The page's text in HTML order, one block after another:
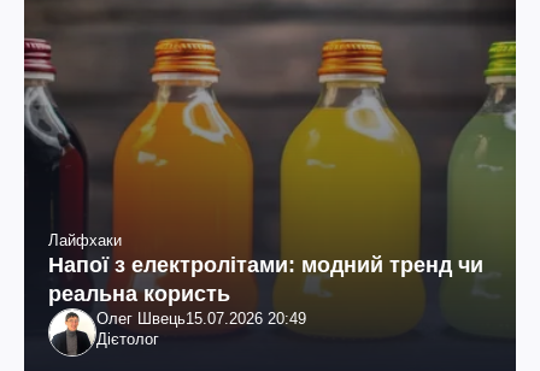
Лайфхаки
Напої з електролітами: модний тренд чи
реальна користь
Олег Швець15.07.2026 20:49
Дієтолог